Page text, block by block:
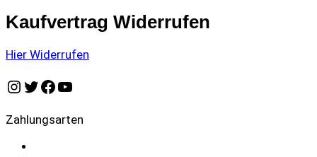
Kaufvertrag Widerrufen
Hier Widerrufen
Instagram
Twitter
Facebook
YouTube
Zahlungsarten